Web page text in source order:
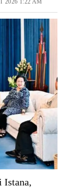
2026 1:22 AM
Istana,